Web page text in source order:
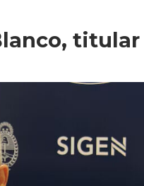
titular